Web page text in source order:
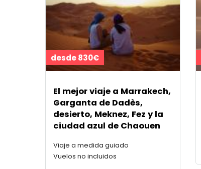
desde 830€
El mejor viaje a Marrakech,
Garganta de Dadès,
desierto, Meknez, Fez y la
ciudad azul de Chaouen
Viaje a medida guiado
Vuelos no incluidos